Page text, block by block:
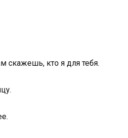
скажешь, кто я для тебя.